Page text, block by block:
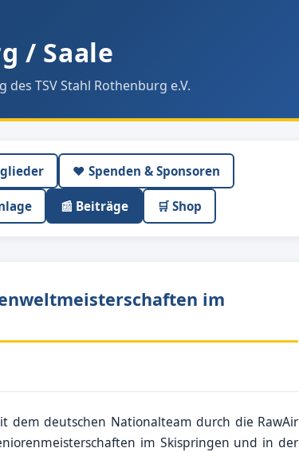
/ Saale
TSV Stahl Rothenburg e.V.
❤️ Spenden & Sponsoren
📰 Beiträge 🛒 Shop
im
dem deutschen Nationalteam durch die RawAir
im Skispringen und in der